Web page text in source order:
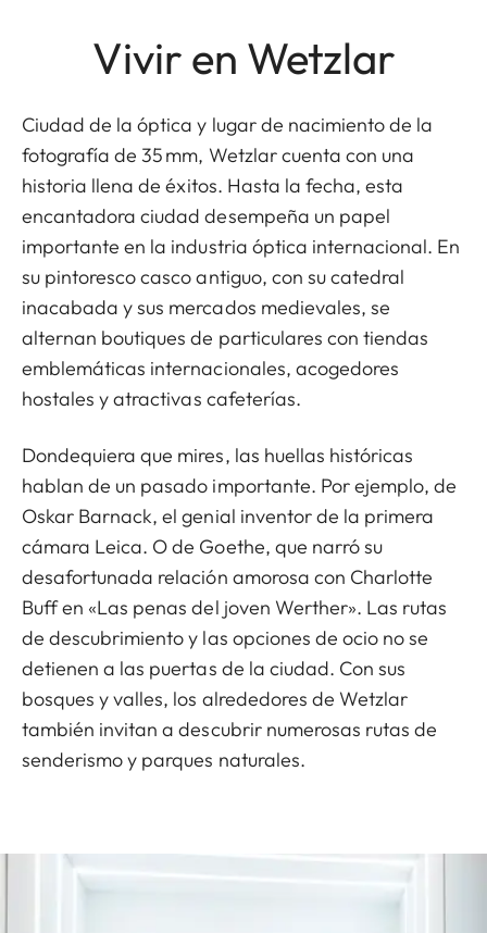
Vivir en Wetzlar
Ciudad de la óptica y lugar de nacimiento de la
fotografía de 35 mm, Wetzlar cuenta con una
historia llena de éxitos. Hasta la fecha, esta
encantadora ciudad desempeña un papel
importante en la industria óptica internacional. En
su pintoresco casco antiguo, con su catedral
inacabada y sus mercados medievales, se
alternan boutiques de particulares con tiendas
emblemáticas internacionales, acogedores
hostales y atractivas cafeterías.
Dondequiera que mires, las huellas históricas
hablan de un pasado importante. Por ejemplo, de
Oskar Barnack, el genial inventor de la primera
cámara Leica. O de Goethe, que narró su
desafortunada relación amorosa con Charlotte
Buff en «Las penas del joven Werther». Las rutas
de descubrimiento y las opciones de ocio no se
detienen a las puertas de la ciudad. Con sus
bosques y valles, los alrededores de Wetzlar
también invitan a descubrir numerosas rutas de
senderismo y parques naturales.